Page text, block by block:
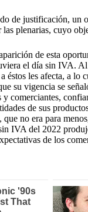
de justificación,
plenarias, cuyo
de esta
el día sin IVA.
éstos les afecta, a lo
su vigencia se
comerciantes,
de sus
no era para
IVA del 2022
de los